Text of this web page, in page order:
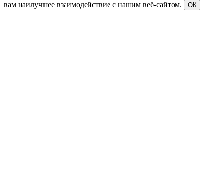
вам наилучшее взаимодействие с нашим веб-сайтом.
ОК